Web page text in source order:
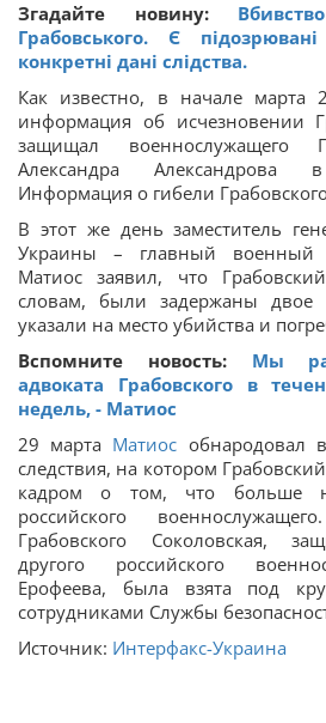
Згадайте новину:
Грабовського. Є
конкретні дані слідства.
Как известно, в начале марта
информация об исчезновении
защищал
Александра Александрова
Информация о гибели
В этот же день заместитель
Украины – главный военный
Матиос заявил, что
словам, были задержаны двое
указали на место убийства и
Вспомните новость: Мы
адвоката Грабовского в
недель, - Матиос
29 марта Матиос обнародовал
следствия, на котором
кадром о том, что больше
российского
Грабовского Соколовская,
другого российского
Ерофеева, была взята под
сотрудниками Службы
Источник: Интерфакс-Украина